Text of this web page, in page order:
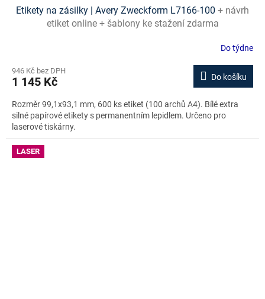
Etikety na zásilky | Avery Zweckform L7166-100 + návrh
etiket online + šablony ke stažení zdarma
Do týdne
946 Kč bez DPH
1 145 Kč Do košíku
Rozměr 99,1x93,1 mm, 600 ks etiket (100 archů A4). Bílé extra
silné papírové etikety s permanentním lepidlem. Určeno pro
laserové tiskárny.
LASER